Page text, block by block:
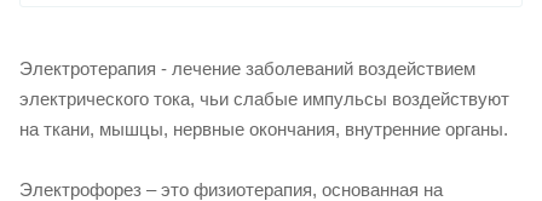
Электротерапия - лечение заболеваний воздействием
электрического тока, чьи слабые импульсы воздействуют
на ткани, мышцы, нервные окончания, внутренние органы.
Электрофорез – это физиотерапия, основанная на